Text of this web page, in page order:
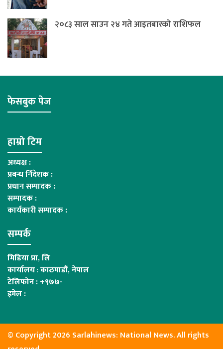
२०८३ साल साउन २४ गते आइतबारको राशिफल
फेसबुक पेज
हाम्रो टिम
अध्यक्ष :
प्रबन्ध र्निदेशक :
प्रधान सम्पादक :
सम्पादक :
कार्यकारी सम्पादक :
सम्पर्क
मिडिया प्रा, लि
कार्यालय:काठमाडौं, नेपाल
टेलिफोन : +९७७-
इमेल :
© Copyright 2026 Sarlahinews: National News. All rights